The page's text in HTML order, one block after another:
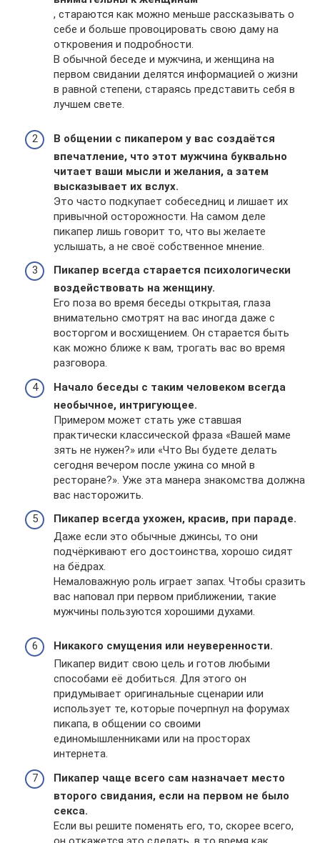
, стараются как можно меньше рассказывать о
себе и больше провоцировать свою даму на
откровения и подробности.
В обычной беседе и мужчина, и женщина на
первом свидании делятся информацией о жизни
в равной степени, стараясь представить себя в
лучшем свете.
В общении с пикапером у вас создаётся
впечатление, что этот мужчина буквально
читает ваши мысли и желания, а затем
высказывает их вслух.
Это часто подкупает собеседниц и лишает их
привычной осторожности. На самом деле
пикапер лишь говорит то, что вы желаете
услышать, а не своё собственное мнение.
Пикапер всегда старается психологически
воздействовать на женщину.
Его поза во время беседы открытая, глаза
внимательно смотрят на вас иногда даже с
восторгом и восхищением. Он старается быть
как можно ближе к вам, трогать вас во время
разговора.
Начало беседы с таким человеком всегда
необычное, интригующее.
Примером может стать уже ставшая
практически классической фраза «Вашей маме
зять не нужен?» или «Что Вы будете делать
сегодня вечером после ужина со мной в
ресторане?». Уже эта манера знакомства должна
вас насторожить.
Пикапер всегда ухожен, красив, при параде.
Даже если это обычные джинсы, то они
подчёркивают его достоинства, хорошо сидят
на бёдрах.
Немаловажную роль играет запах. Чтобы сразить
вас наповал при первом приближении, такие
мужчины пользуются хорошими духами.
Никакого смущения или неуверенности.
Пикапер видит свою цель и готов любыми
способами её добиться. Для этого он
придумывает оригинальные сценарии или
использует те, которые почерпнул на форумах
пикапа, в общении со своими
единомышленниками или на просторах
интернета.
Пикапер чаще всего сам назначает место
второго свидания, если на первом не было
секса.
Если вы решите поменять его, то, скорее всего,